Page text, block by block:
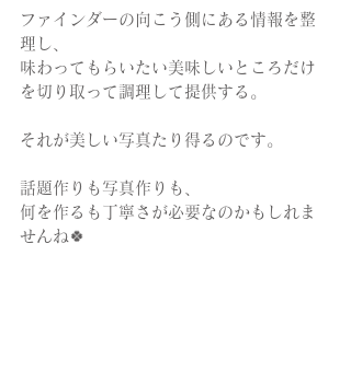
ファインダーの向こう側にある情報を整
理し、
味わってもらいたい美味しいところだけ
を切り取って調理して提供する。
それが美しい写真たり得るのです。
話題作りも写真作りも、
何を作るも丁寧さが必要なのかもしれま
せんね🍀